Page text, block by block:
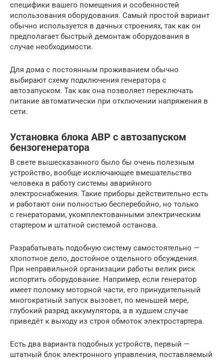
специфики вашего помещения и особенностей
использования оборудования. Самый простой вариант
обычно используется в дачных строениях, так как он
предполагает быстрый демонтаж оборудования в
случае необходимости.
Для дома с постоянным проживанием обычно
выбирают схему подключения генератора с
автозапуском. Так как она позволяет переключать
питание автоматически при отключении напряжения в
сети.
Установка блока АВР с автозапуском
бензогенератора
В свете вышесказанного было бы очень полезным
устройство, вообще исключающее вмешательство
человека в работу системы аварийного
электроснабжения. Такие приборы действительно есть
и работают они полностью бесперебойно, но только
с генераторами, укомплектованными электрическим
стартером и штатной системой останова.
Разрабатывать подобную систему самостоятельно —
хлопотное дело, достойное отдельного обсуждения.
При неправильной организации работы велик риск
испортить оборудование. Например, если генератор
имеет поломку моторной части, его принудительный
многократный запуск вызовет, по меньшей мере,
глубокий разряд аккумулятора, а в худшем случае
приведёт к выходу из строя обмоток электростартера.
Есть два варианта подобных устройств, первый —
штатный блок электронного управления, поставляемый